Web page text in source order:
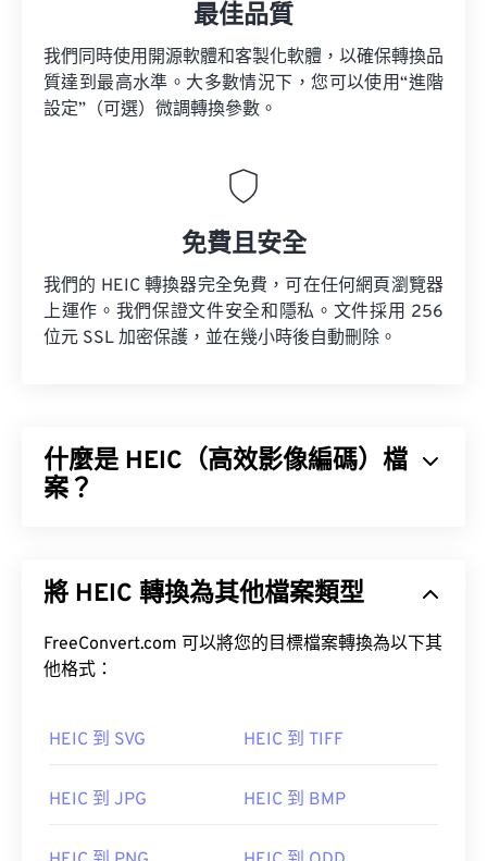
最佳品質
我們同時使用開源軟體和客製化軟體，以確保轉換品
質達到最高水準。大多數情況下，您可以使用“進階
設定”（可選）微調轉換參數。
免費且安全
我們的 HEIC 轉換器完全免費，可在任何網頁瀏覽器
上運作。我們保證文件安全和隱私。文件採用 256
位元 SSL 加密保護，並在幾小時後自動刪除。
什麼是 HEIC（高效影像編碼）檔
案？
要優勢在於，它比 JPEG (JPG) 佔用空間更小，且影
高效視訊編碼 (HEVC)
Sierra 、Apple iOS
將 HEIC 轉換為其他檔案類型
FreeConvert.com 可以將您的目標檔案轉換為以下其
他格式：
HEIC 到 SVG HEIC 到 TIFF
HEIC 到 JPG HEIC 到 BMP